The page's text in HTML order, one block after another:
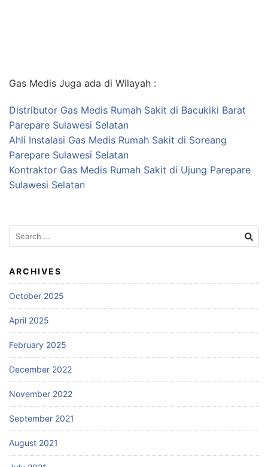
Gas Medis Juga ada di Wilayah :
Distributor Gas Medis Rumah Sakit di Bacukiki Barat
Parepare Sulawesi Selatan
Ahli Instalasi Gas Medis Rumah Sakit di Soreang
Parepare Sulawesi Selatan
Kontraktor Gas Medis Rumah Sakit di Ujung Parepare
Sulawesi Selatan
Search
for:
ARCHIVES
October 2025
April 2025
February 2025
December 2022
November 2022
September 2021
August 2021